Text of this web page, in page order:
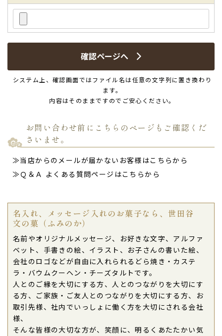
確認ページへ
システム上、確認画面ではファイル名は任意の文字列に置き換わり
ます。
内容はそのままですのでご安心ください。
お問い合わせ前にこちらのページもご確認くだ
さいませ。
≫当店からのメールが届かないお客様はこちらから
≫Ｑ＆Ａ よくある質問ページはこちらから
名入れ、メッセージ入れのお菓子なら、世田谷
文の菓（ふみのか）
名前やオリジナルメッセージ、お好きな文字、アルファ
ベット、手書きの絵、イラスト、お子さんの書いた絵、
会社のロゴなどが自由に入れられるどら焼き・カステ
ラ・バウムクーヘン・チーズタルトです。
人とのご縁を大切にする方、人とのつながりを大切にす
る方、ご家族・ご友人とのつながりを大切にする方、お
取引先様、社内でいっしょに働く方を大切にされる会社
様、
そんな皆様の大切な方が、笑顔に、明るくあたたかい気